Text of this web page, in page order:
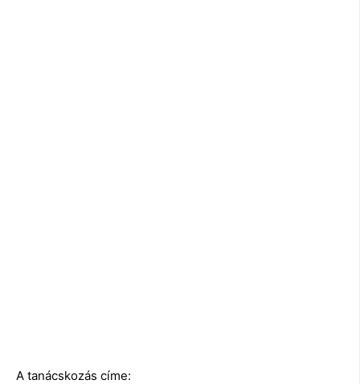
A tanácskozás címe: